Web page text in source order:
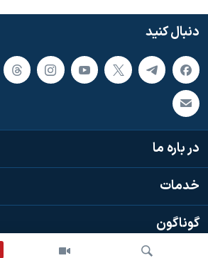
دنبال کنید
در باره ما
خدمات
گوناگون